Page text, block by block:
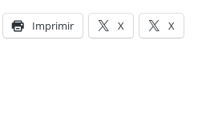
Imprimir X X